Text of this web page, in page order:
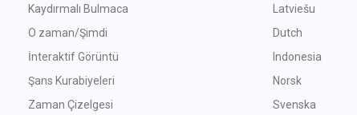
Kaydırmalı Bulmaca
O zaman/Şimdi
İnteraktif Görüntü
Şans Kurabiyeleri
Zaman Çizelgesi
Latviešu
Dutch
Indonesia
Norsk
Svenska